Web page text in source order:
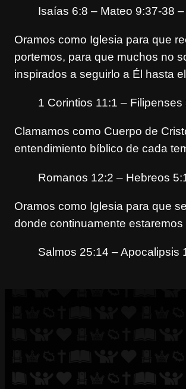
Isaías 6:8 – Mateo 9:37-38
Oramos como Iglesia para que
portemos, para que muchos no
inspirados a seguirlo a Él hasta
1 Corintios 11:1 –
Clamamos como Cuerpo de
entendimiento bíblico de cada
Romanos 12:2 – Hebreos
Oramos como Iglesia para que
donde continuamente
Salmos 25:14 – Apocalipsis